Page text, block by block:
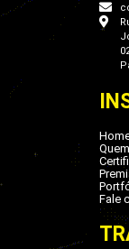
Fale